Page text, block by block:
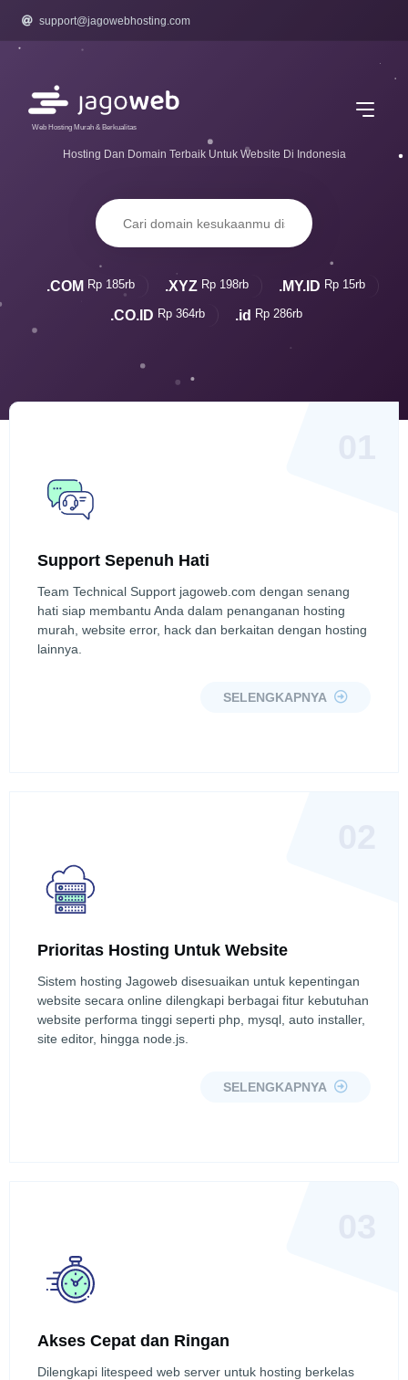
support@jagowebhosting.com
Hosting Dan Domain Terbaik Untuk Website Di Indonesia
.COM Rp 185rb .XYZ Rp 198rb .MY.ID Rp 15rb
.CO.ID Rp 364rb .id Rp 286rb
Web Hosting Murah & Berkualitas
Support Sepenuh Hati
Team Technical Support jagoweb.com dengan senang
hati siap membantu Anda dalam penanganan hosting
murah, website error, hack dan berkaitan dengan hosting
lainnya.
SELENGKAPNYA
Prioritas Hosting Untuk Website
Sistem hosting Jagoweb disesuaikan untuk kepentingan
website secara online dilengkapi berbagai fitur kebutuhan
website performa tinggi seperti php, mysql, auto installer,
site editor, hingga node.js.
SELENGKAPNYA
Akses Cepat dan Ringan
Dilengkapi litespeed web server untuk hosting berkelas